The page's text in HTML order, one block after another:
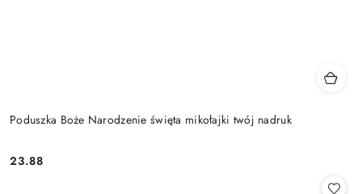
Poduszka Boże Narodzenie święta mikołajki twój nadruk
Cena:
23.88